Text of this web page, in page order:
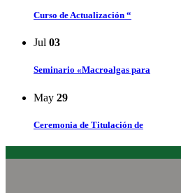
Curso de Actualización “
Jul 03
Seminario «Macroalgas para
May 29
Ceremonia de Titulación de